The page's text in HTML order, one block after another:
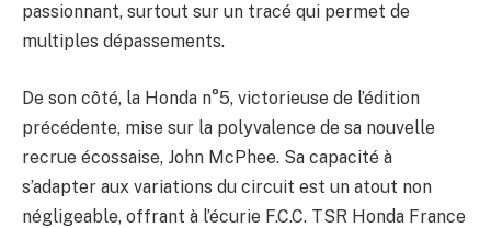
passionnant, surtout sur un tracé qui permet de
multiples dépassements.
De son côté, la Honda n°5, victorieuse de l’édition
précédente, mise sur la polyvalence de sa nouvelle
recrue écossaise, John McPhee. Sa capacité à
s’adapter aux variations du circuit est un atout non
négligeable, offrant à l’écurie F.C.C. TSR Honda France